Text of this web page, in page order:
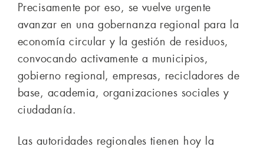
Precisamente por eso, se vuelve urgente
avanzar en una gobernanza regional para la
economía circular y la gestión de residuos,
convocando activamente a municipios,
gobierno regional, empresas, recicladores de
base, academia, organizaciones sociales y
ciudadanía.
Las autoridades regionales tienen hoy la